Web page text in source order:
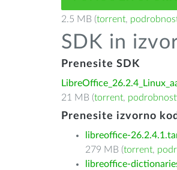
2.5 MB (torrent,
SDK in
Prenesite SDK
21 MB (torrent,
Prenesite izvorno
libreoffice-
279 MB (torrent,
libreoffice-